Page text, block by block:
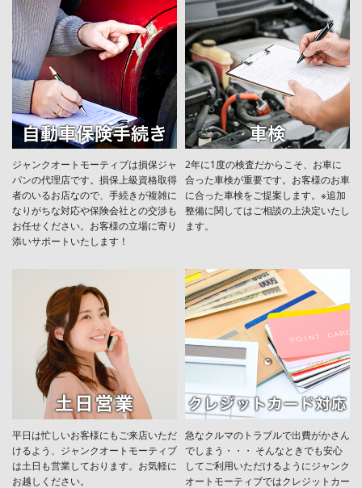
ジャンクオートモーティブは損保ジャ
パンの代理店です。損保上級資格取得
者のいるお店なので、手続きが複雑に
なりがちな対応や保険会社との交渉も
お任せください。お客様の立場に寄り
添いサポートいたします！
2年に1度の検査だからこそ、お車に
合った車検が重要です。お客様のお車
に合った車検をご提案します。※追加
整備に関してはご相談の上決定いたし
ます。
平日は忙しいお客様にもご来店いただ
けるよう、ジャンクオートモーティブ
は土日も営業しております。お気軽に
お越しください。
急なクルマのトラブルで出費がかさん
でしまう・・・ そんなときでも安心
してご利用いただけるようにジャンク
オートモーティブではクレジットカー